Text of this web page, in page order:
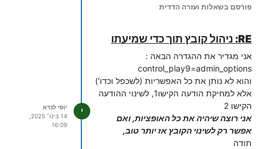
פורסם בשאלות ועזרה הדדית
RE: ניהול קובץ תוך כדי שמיעתו
אני מגדיר את ההגדרה הבאה :
control_play9=admin_options
והוא לא נותן את כל האפשריות (לשכפל וכדו')
אלא למחיקת הודעה הקישו1, לשינוי ההודעה
הקישו 2
אני רוצה שיהיה את כל האופציות, ואם
אפשר רק לשינוי הקובץ אז יותר טוב,
תודה
י
יוסי לנדא
14 בינו׳ 2025,
16:09